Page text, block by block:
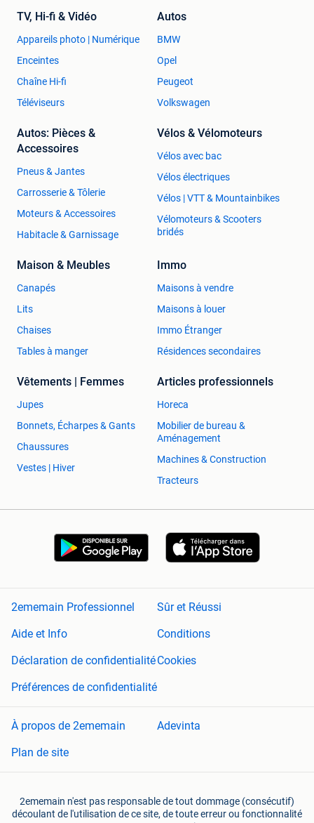
TV, Hi-fi & Vidéo
Appareils photo | Numérique
Enceintes
Chaîne Hi-fi
Téléviseurs
Autos
BMW
Opel
Peugeot
Volkswagen
Autos: Pièces &
Accessoires
Pneus & Jantes
Carrosserie & Tôlerie
Moteurs & Accessoires
Habitacle & Garnissage
Vélos & Vélomoteurs
Vélos avec bac
Vélos électriques
Vélos | VTT & Mountainbikes
Vélomoteurs & Scooters
bridés
Maison & Meubles
Canapés
Lits
Chaises
Tables à manger
Immo
Maisons à vendre
Maisons à louer
Immo Étranger
Résidences secondaires
Vêtements | Femmes
Jupes
Bonnets, Écharpes & Gants
Chaussures
Vestes | Hiver
Articles professionnels
Horeca
Mobilier de bureau &
Aménagement
Machines & Construction
Tracteurs
2ememain Professionnel
Sûr et Réussi
Aide et Info
Conditions
Déclaration de confidentialitéCookies
Préférences de confidentialité
À propos de 2ememain
Adevinta
Plan de site
2ememain n'est pas responsable de tout dommage (consécutif)
découlant de l'utilisation de ce site, de toute erreur ou fonctionnalité